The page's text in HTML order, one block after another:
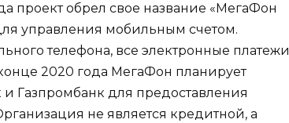
проект обрел свое название «МегаФон
управления мобильным счетом.
телефона, все электронные платежи
2020 года МегаФон планирует
Газпромбанк для предоставления
не является кредитной, а